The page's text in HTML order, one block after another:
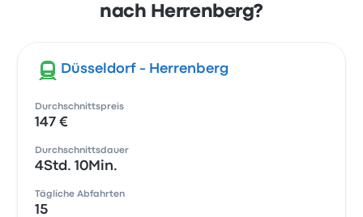
nach Herrenberg?
Düsseldorf - Herrenberg
Durchschnittspreis
147 €
Durchschnittsdauer
4Std. 10Min.
Tägliche Abfahrten
15